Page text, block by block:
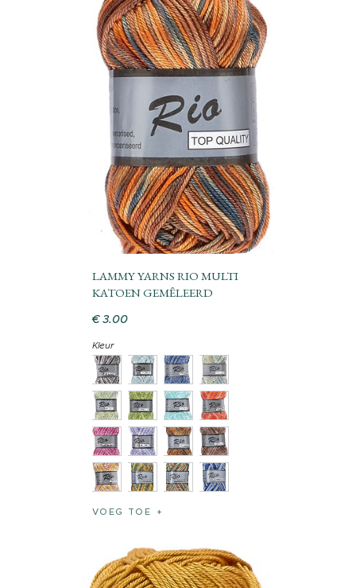
LAMMY YARNS RIO MULTI
KATOEN GEMÊLEERD
€ 3.00
Kleur
VOEG TOE